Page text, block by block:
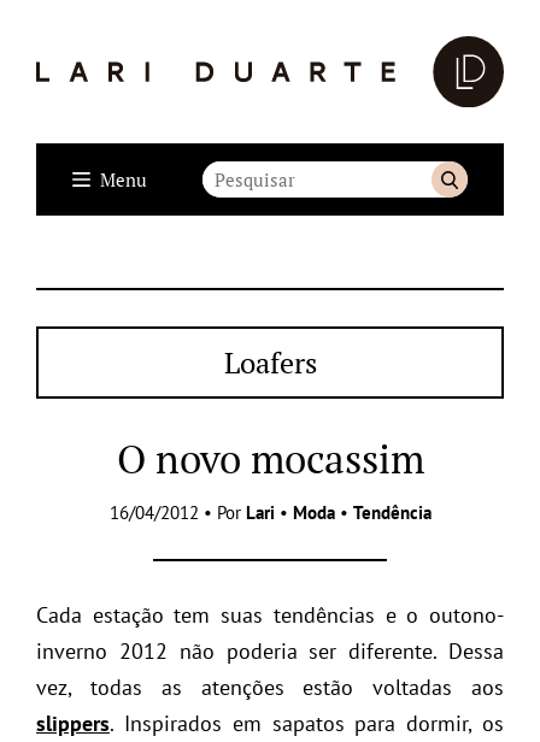
Menu
Loafers
O novo mocassim
16/04/2012 • Por Lari • Moda• Tendência
Cada estação tem suas tendências e o outono-
inverno 2012 não poderia ser diferente. Dessa
vez, todas as atenções estão voltadas aos
slippers. Inspirados em sapatos para dormir, os